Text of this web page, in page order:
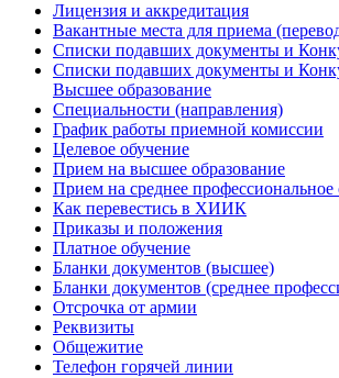
Лицензия и аккредитация
Вакантные места для приема
Списки подавших документы и
Списки подавших документы и
Высшее образование
Специальности (направления)
График работы приемной комиссии
Целевое обучение
Прием на высшее образование
Прием на среднее профессиональное
Как перевестись в ХИИК
Приказы и положения
Платное обучение
Бланки документов (высшее)
Бланки документов (среднее
Отсрочка от армии
Реквизиты
Общежитие
Телефон горячей линии